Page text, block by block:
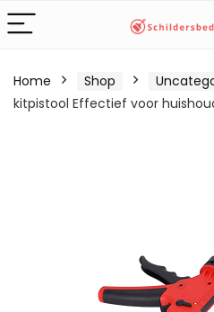
Home Shop
kitpistool Effectief voor